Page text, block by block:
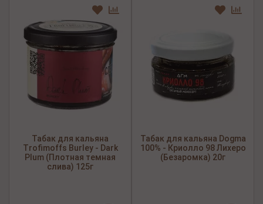
Табак для кальяна
Trofimoffs Burley - Dark
Plum (Плотная темная
слива) 125г
Табак для кальяна Dogma
100% - Криолло 98 Лихеро
(Безаромка) 20г